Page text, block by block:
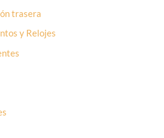
trasera
y Relojes